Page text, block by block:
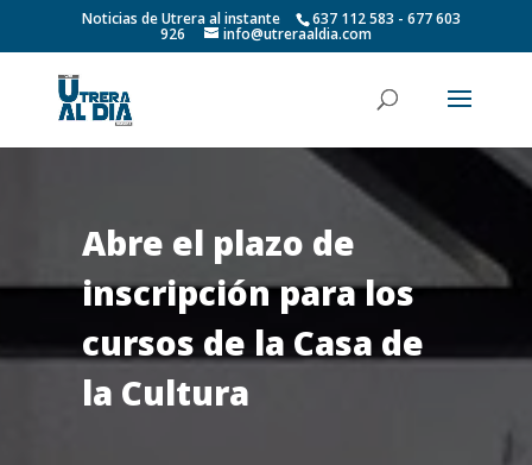
Noticias de Utrera al instante 637 112 583 - 677 603
926 info@utreraaldia.com
Abre el plazo de
inscripción para los
cursos de la Casa de
la Cultura